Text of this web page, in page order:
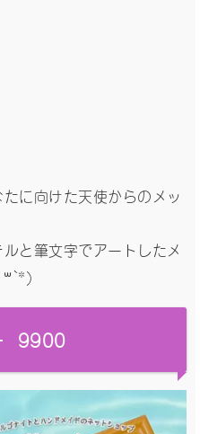
に向けた天使からのメッ
と筆文字でアートしたメ
9900